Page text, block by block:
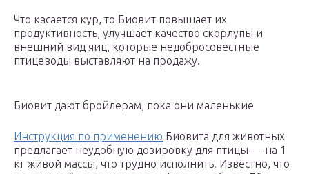
Что касается кур, то Биовит повышает их
продуктивность, улучшает качество скорлупы и
внешний вид яиц, которые недобросовестные
птицеводы выставляют на продажу.
Биовит дают бройлерам, пока они маленькие
Инструкция по применению Биовита для животных
предлагает неудобную дозировку для птицы — на 1
кг живой массы, что трудно исполнить. Известно, что